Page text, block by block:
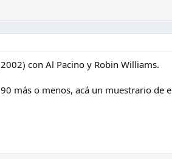
con Al Pacino y Robin Williams.
más o menos, acá un muestrario de